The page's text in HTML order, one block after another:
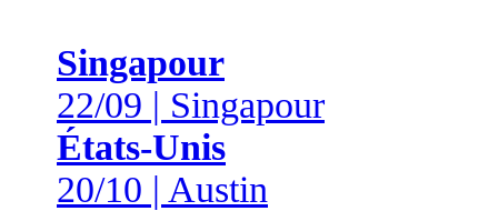
Singapour
22/09 | Singapour
États-Unis
20/10 | Austin